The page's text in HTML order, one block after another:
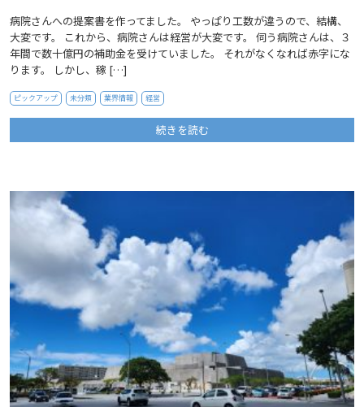
病院さんへの提案書を作ってました。 やっぱり工数が違うので、結構、
大変です。 これから、病院さんは経営が大変です。 伺う病院さんは、３
年間で数十億円の補助金を受けていました。 それがなくなれば赤字にな
ります。 しかし、稼 […]
ピックアップ 未分類 業界情報 経営
続きを読む